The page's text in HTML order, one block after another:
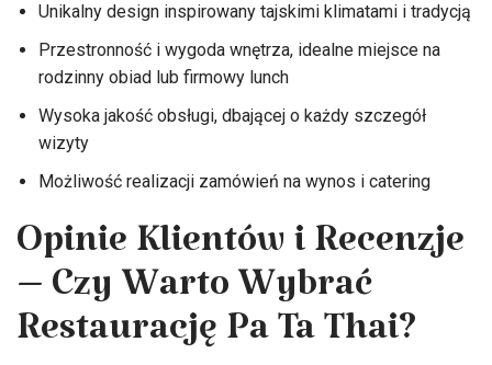
Unikalny design inspirowany tajskimi klimatami i tradycją
Przestronność i wygoda wnętrza, idealne miejsce na
rodzinny obiad lub firmowy lunch
Wysoka jakość obsługi, dbającej o każdy szczegół
wizyty
Możliwość realizacji zamówień na wynos i catering
Opinie Klientów i Recenzje
– Czy Warto Wybrać
Restaurację Pa Ta Thai?